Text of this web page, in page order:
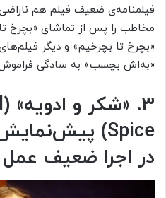
فیلمنامه‌ی ضعیف فیلم هم ناراضی
مخاطب را پس از تماشای «بچرخ تا
«بچرخ تا بچرخیم» و دیگر
«به‌اش بچسب» به سادگی
۳. «شکر و ادویه» (
Spice
)
در اجرا ضعیف عمل